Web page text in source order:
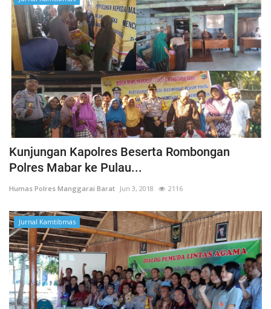
Kunjungan Kapolres Beserta Rombongan
Polres Mabar ke Pulau...
Humas Polres Manggarai Barat Jun 3, 2018 2116
Jurnal Kamtibmas